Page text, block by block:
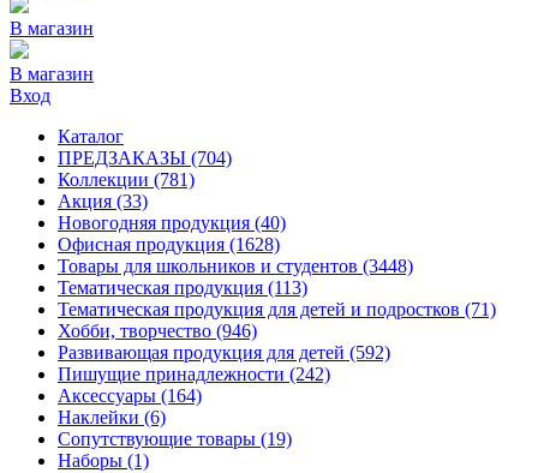
В магазин
В магазин
Вход
Каталог
ПРЕДЗАКАЗЫ (704)
Коллекции (781)
Акция (33)
Новогодняя продукция (40)
Офисная продукция (1628)
Товары для школьников и студентов (3448)
Тематическая продукция (113)
Тематическая продукция для детей и подростков (71)
Хобби, творчество (946)
Развивающая продукция для детей (592)
Пишущие принадлежности (242)
Аксессуары (164)
Наклейки (6)
Сопутствующие товары (19)
Наборы (1)